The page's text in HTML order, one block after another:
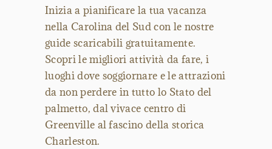
Inizia a pianificare la tua vacanza
nella Carolina del Sud con le nostre
guide scaricabili gratuitamente.
Scopri le migliori attività da fare, i
luoghi dove soggiornare e le attrazioni
da non perdere in tutto lo Stato del
palmetto, dal vivace centro di
Greenville al fascino della storica
Charleston.